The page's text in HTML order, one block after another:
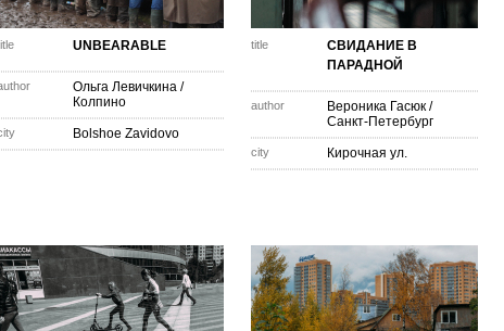
UNBEARABLE
Ольга Левичкина /
Колпино
Bolshoe Zavidovo
title
СВИДАНИЕ В
ПАРАДНОЙ
author Вероника Гасюк /
Санкт-Петербург
city Кирочная ул.